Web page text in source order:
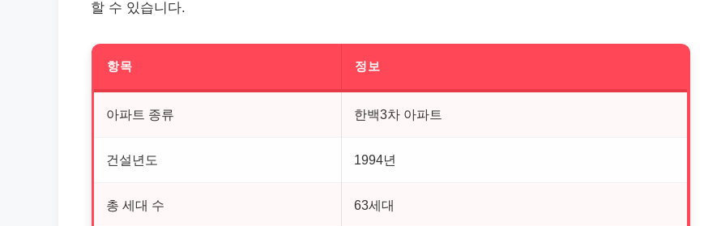
할 수 있습니다.
항목 정보
아파트 종류 한백3차 아파트
건설년도 1994년
총 세대 수 63세대